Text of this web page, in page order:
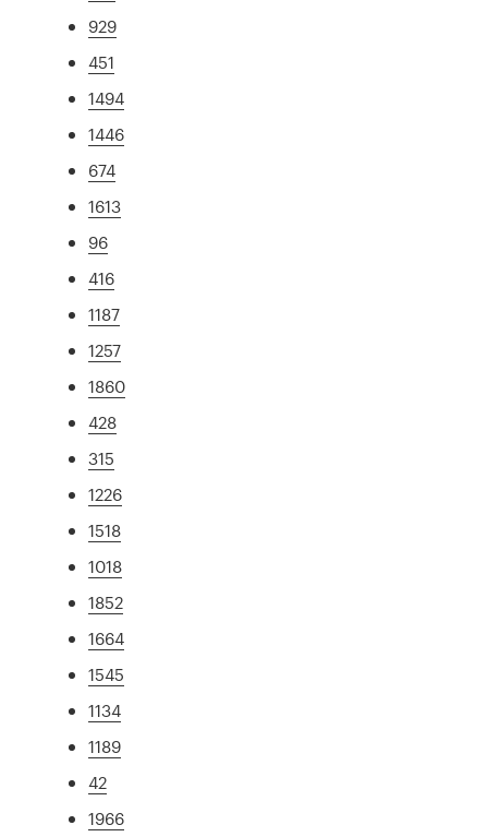
929
451
1494
1446
674
1613
96
416
1187
1257
1860
428
315
1226
1518
1018
1852
1664
1545
1134
1189
42
1966